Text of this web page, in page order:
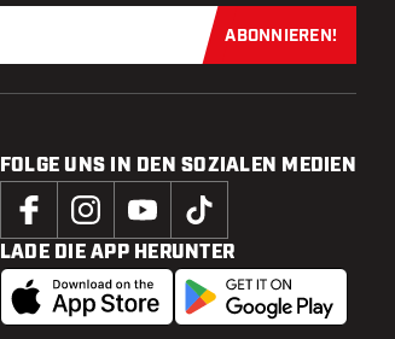
Jetzt für
ABONNIEREN!
FOLGE UNS IN DEN SOZIALEN MEDIEN
LADE DIE APP HERUNTER